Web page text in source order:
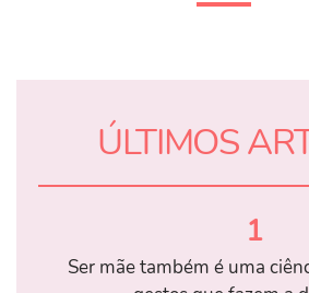
ÚLTIMOS
1
Ser mãe também é uma